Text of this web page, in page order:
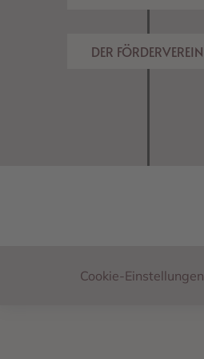
DER FÖRDERVEREIN
Footer
Cookie-Einstellungen